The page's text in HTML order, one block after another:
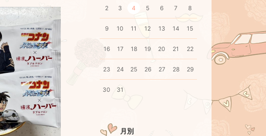
2 3 4 5 6 7 8
9 10 11 12 13 14 15
16 17 18 19 20 21 22
23 24 25 26 27 28 29
30 31
月別